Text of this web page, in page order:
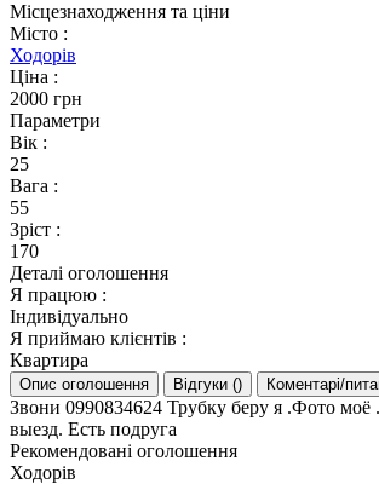
Місцезнаходження та ціни
Місто :
Ходорів
Ціна :
2000 грн
Параметри
Вік :
25
Вага :
55
Зріст :
170
Деталі оголошення
Я працюю :
Індивідуально
Я приймаю клієнтів :
Квартира
Опис оголошення Відгуки () Коментарі/
Звони 0990834624 Трубку беру я .Фото моё
выезд. Есть подруга
Рекомендовані оголошення
Ходорів